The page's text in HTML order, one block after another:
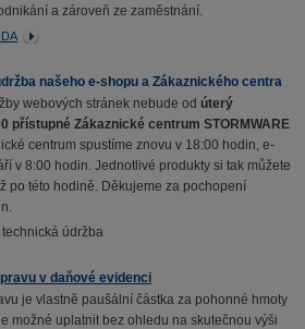
a zároveň ze zaměstnání.
našeho e-shopu a Zákaznického centra
webových stránek nebude od úterý
přístupné Zákaznické centrum STORMWARE
centrum spustíme znovu v 18:00 hodin, e-
v 8:00 hodin. Jednotlivé produkty si tak můžete
po této hodině. Děkujeme za pochopení
údržba
v daňové evidenci
je vlastně paušální částka za pohonné hmoty
možné uplatnit bez ohledu na skutečnou výši